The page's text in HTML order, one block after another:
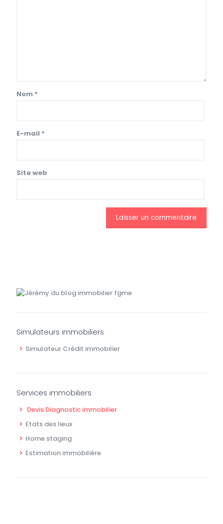
Nom *
E-mail *
Site web
Simulateurs immobiliers
Simulateur Crédit immobilier
Services immobiliers
Devis Diagnostic immobilier
Etats des lieux
Home staging
Estimation immobilière